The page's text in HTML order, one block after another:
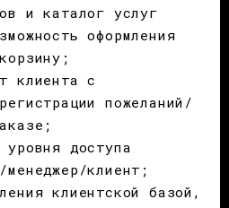
и каталог услуг
оформления
клиента с
пожеланий/
уровня доступа
менеджер/клиент;
клиентской базой,